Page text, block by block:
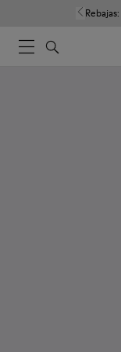
Rebajas: